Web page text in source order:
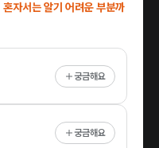
혼자서는 알기 어려운 부분까
궁금해요
궁금해요